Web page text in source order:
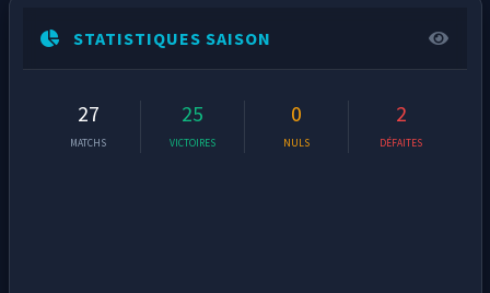
STATISTIQUES SAISON
27
MATCHS
25
VICTOIRES
0
NULS
2
DÉFAITES